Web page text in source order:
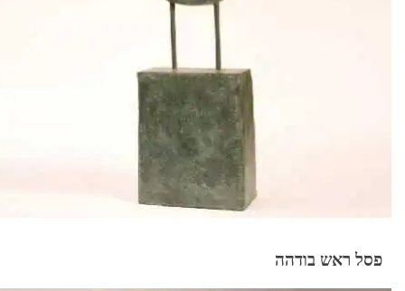
פסל ראש בודהה